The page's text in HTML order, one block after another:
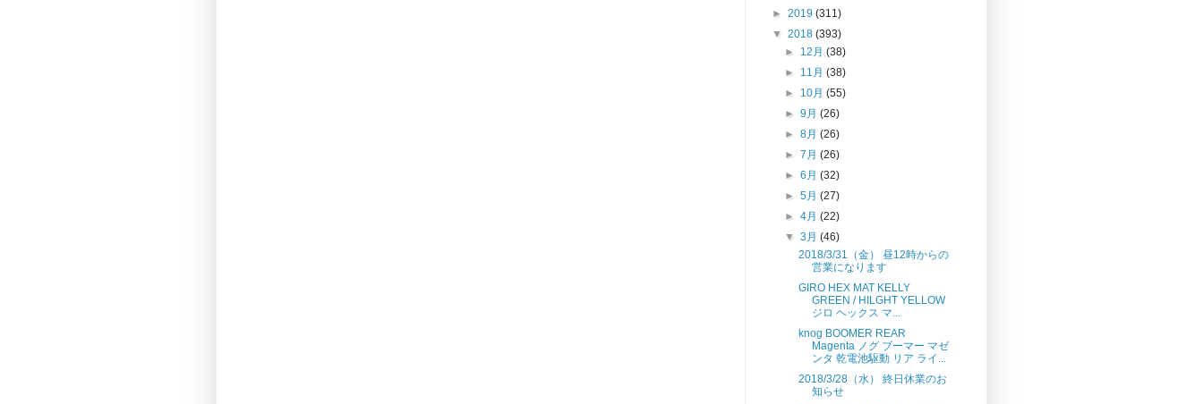
► 2019 (311)
▼ 2018 (393)
► 12月(38)
► 11月(38)
► 10月(55)
►9月(26)
►8月(26)
►7月(26)
►6月(32)
►5月(27)
►4月(22)
▼3月(46)
2018/3/31（金） 昼12時からの
営業になります
GIRO HEX MAT KELLY
GREEN / HILGHT YELLOW
ジロ ヘックス マ...
knog BOOMER REAR
Magenta ノグ ブーマー マゼ
ンタ 乾電池駆動 リア ライ...
2018/3/28（水） 終日休業のお
知らせ